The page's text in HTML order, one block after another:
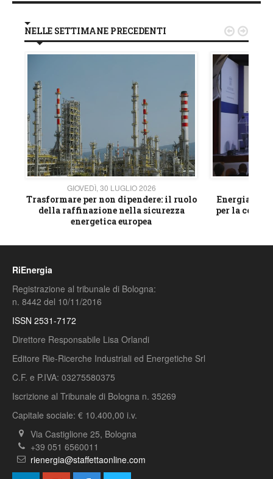
NELLE SETTIMANE PRECEDENTI
GIOVEDÌ, 30 LUGLIO 2026
Trasformare per non dipendere: il ruolo
della raffinazione nella sicurezza
energetica europea
Energia e
per la
 
RiEnergia
Registrazione al tribunale di Bologna:
n. 8442 del 10/11/2016
ISSN 2531-7172
Direttore Responsabile Lisa Orlandi
Editore Rie-Ricerche Industriali ed Energetiche Srl
C.F. e P.IVA: 03275580375
Iscrizione al Tribunale di Bologna n. 35269
Capitale sociale: € 10.400,00 i.v.
Via Castiglione 25, Bologna
+39 051 6560011
rienergia@staffettaonline.com